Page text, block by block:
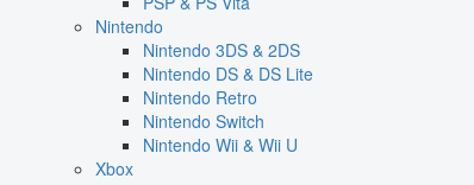
Nintendo
Nintendo 3DS & 2DS
Nintendo DS & DS Lite
Nintendo Retro
Nintendo Switch
Nintendo Wii & Wii U
Xbox